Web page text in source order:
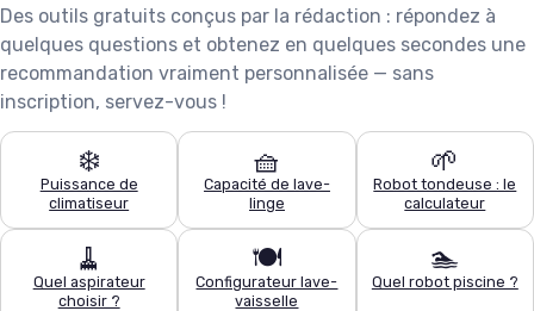
Des outils gratuits conçus par la rédaction : répondez à
quelques questions et obtenez en quelques secondes une
recommandation vraiment personnalisée — sans
inscription, servez-vous !
❄️
Puissance de
climatiseur
🧺
Capacité de lave-
linge
🌱
Robot tondeuse : le
calculateur
🧹
Quel aspirateur
choisir ?
🍽️
Configurateur lave-
vaisselle
🏊
Quel robot piscine ?
Ce site utilise des cookies et vous donne le contrôle sur ceux que
vous souhaitez activer
Tout accepter Personnaliser